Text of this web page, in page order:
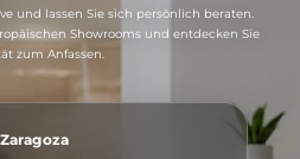
und lassen Sie sich persönlich beraten.
Showrooms und entdecken Sie
zum Anfassen.
Zaragoza